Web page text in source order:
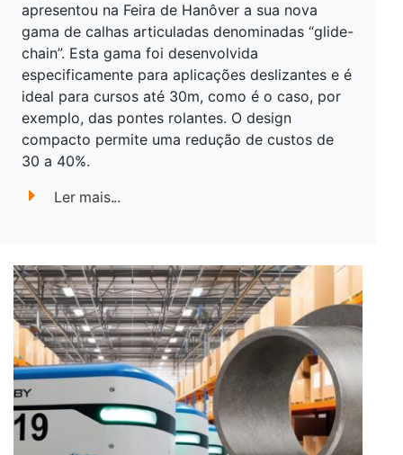
apresentou na Feira de Hanôver a sua nova
gama de calhas articuladas denominadas “glide-
chain”. Esta gama foi desenvolvida
especificamente para aplicações deslizantes e é
ideal para cursos até 30m, como é o caso, por
exemplo, das pontes rolantes. O design
compacto permite uma redução de custos de
30 a 40%.
Ler mais...